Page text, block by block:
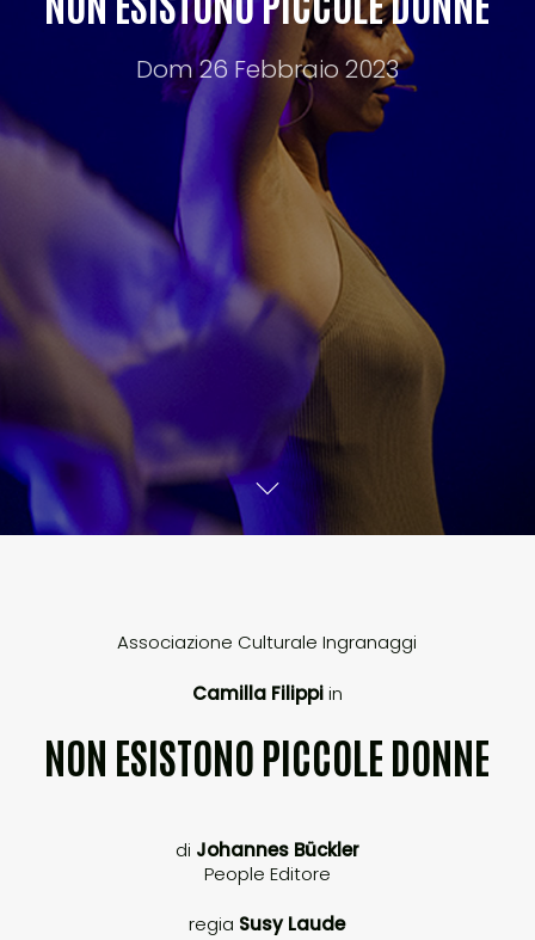
Dom 26 Febbraio 2023
Associazione Culturale Ingranaggi
Camilla Filippiin
NON ESISTONO PICCOLE DONNE
di Johannes Bückler
People Editore
regia Susy Laude